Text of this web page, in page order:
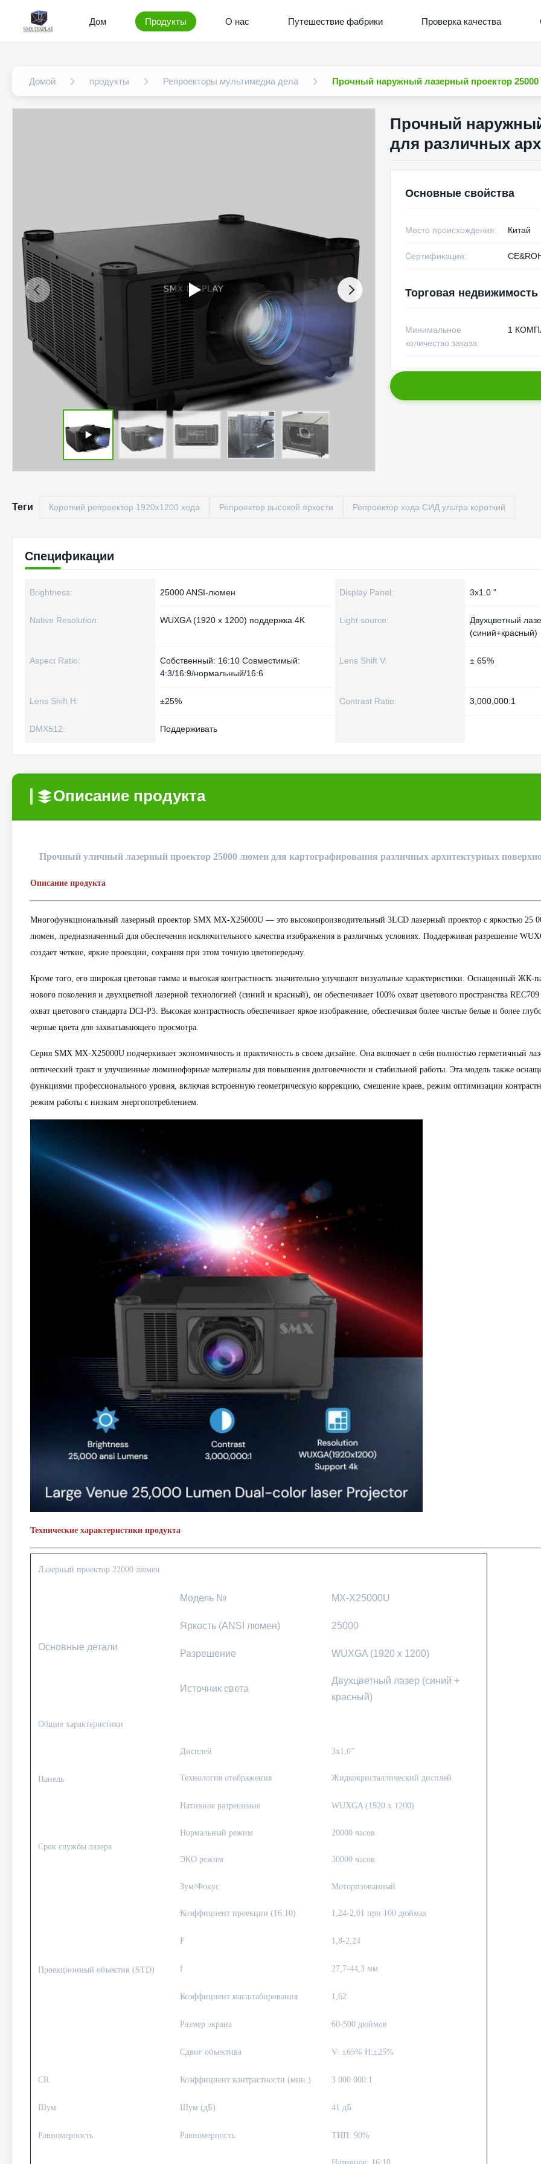
Дом Продукты О нас Путешествие фабрики Проверка качества
Домой продукты Репроекторы мультимедиа дела Прочный наружный лазерный проектор
Прочный
для различных
Основные свойства
Место происхождения: Китай
Сертификация:
Торговая недвижимость
Минимальное
количество заказа:
1
Теги Короткий репроектор 1920x1200 хода Репроектор высокой яркости Репроектор хода СИД ультра короткий
Спецификации
Brightness: 25000 ANSI-люмен Display Panel: 3x1.0 "
Native Resolution: WUXGA (1920 x 1200) поддержка 4K Light source:
Двухцветный
(синий+красный)
Aspect Ratio:
Собственный: 16:10 Совместимый:
4:3/16:9/нормальный/16:6
Lens Shift V: ± 65%
Lens Shift H: ±25% Contrast Ratio: 3,000,000:1
DMX512: Поддерживать
Описание продукта
Прочный уличный лазерный проектор 25000 люмен для картографирования различных архитектурных
Описание продукта
Многофункциональный лазерный проектор SMX MX-X25000U — это высокопроизводительный 3LCD лазерный проектор с яркостью 25
люмен, предназначенный для обеспечения исключительного качества изображения в различных условиях. Поддерживая разрешение
создает четкие, яркие проекции, сохраняя при этом точную цветопередачу.
Кроме того, его широкая цветовая гамма и высокая контрастность значительно улучшают визуальные характеристики. Оснащенный ЖК-
нового поколения и двухцветной лазерной технологией (синий и красный), он обеспечивает 100% охват цветового пространства
охват цветового стандарта DCI-P3. Высокая контрастность обеспечивает яркое изображение, обеспечивая более чистые белые и более
черные цвета для захватывающего просмотра.
Серия SMX MX-X25000U подчеркивает экономичность и практичность в своем дизайне. Она включает в себя полностью герметичный
оптический тракт и улучшенные люминофорные материалы для повышения долговечности и стабильной работы. Эта модель также
функциями профессионального уровня, включая встроенную геометрическую коррекцию, смешение краев, режим оптимизации
режим работы с низким энергопотреблением.
Технические характеристики продукта
Лазерный проектор 22000 люмен
Основные детали
Модель № MX-X25000U
Яркость (ANSI люмен) 25000
Разрешение WUXGA (1920 x 1200)
Источник света
Двухцветный лазер (синий +
красный)
Общие характеристики
Панель
Дисплей 3x1,0”
Технология отображения Жидкокристаллический дисплей
Нативное разрешение WUXGA (1920 x 1200)
Срок службы лазера
Нормальный режим 20000 часов
ЭКО режим 30000 часов
Проекционный объектив (STD)
Зум/Фокус Моторизованный
Коэффициент проекции (16:10) 1,24-2,01 при 100 дюймах
F 1,8-2,24
f 27,7-44,3 мм
Коэффициент масштабирования 1,62
Размер экрана 60-500 дюймов
Сдвиг объектива V: ±65% H:±25%
CR Коэффициент контрастности (мин.) 3 000 000:1
Шум Шум (дБ) 41 дБ
Равномерность Равномерность ТИП: 90%